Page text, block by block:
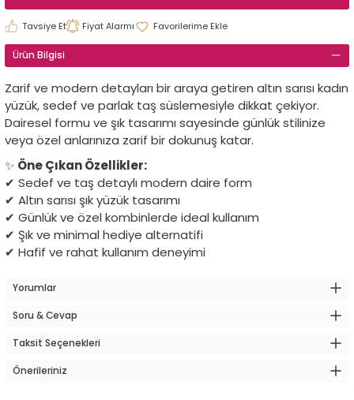
Tavsiye Et Fiyat Alarmı
Ürün Bilgisi
Zarif ve modern detayları bir araya getiren altın sarısı kadın
yüzük, sedef ve parlak taş süslemesiyle dikkat çekiyor.
Dairesel formu ve şık tasarımı sayesinde günlük stilinize
veya özel anlarınıza zarif bir dokunuş katar.
✨ Öne Çıkan Özellikler:
✔ Sedef ve taş detaylı modern daire form
✔ Altın sarısı şık yüzük tasarımı
✔ Günlük ve özel kombinlerde ideal kullanım
✔ Şık ve minimal hediye alternatifi
✔ Hafif ve rahat kullanım deneyimi
Yorumlar
Soru & Cevap
Taksit Seçenekleri
Önerileriniz